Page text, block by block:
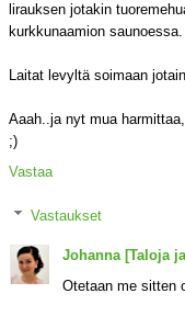
lirauksen jotakin
kurkkunaamion
Laitat levyltä soimaan
Aaah..ja nyt mua
;)
Vastaa
Vastaukset
Johanna [Taloja
Otetaan me sitten